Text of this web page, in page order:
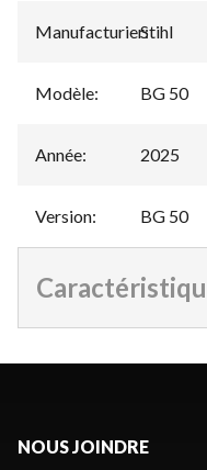
Manufacturier:
Stihl
Modèle: BG 50
Année: 2025
Version: BG 50
NOUS JOINDRE